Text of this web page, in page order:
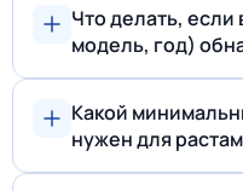
Что делать, если
модель, год)
Какой
нужен для